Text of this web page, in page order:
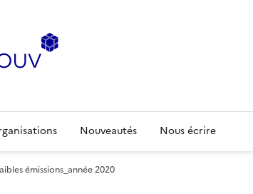
Nouveautés Nous écrire
émissions_année 2020